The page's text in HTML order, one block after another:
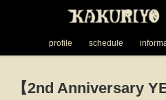
profile schedule
【2nd Anniversary